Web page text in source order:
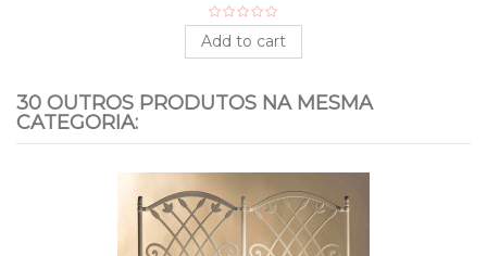
Add to cart
30 OUTROS PRODUTOS NA MESMA
CATEGORIA: